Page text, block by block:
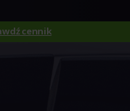
cennik